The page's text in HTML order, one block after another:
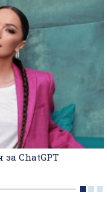
за ChatGPT